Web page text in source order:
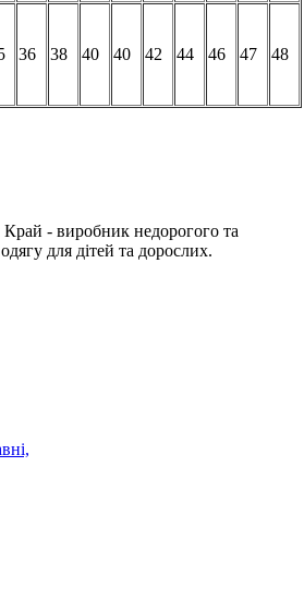
36 38 40 40 42 44 46 47 48
- виробник недорогого та
для дітей та дорослих.